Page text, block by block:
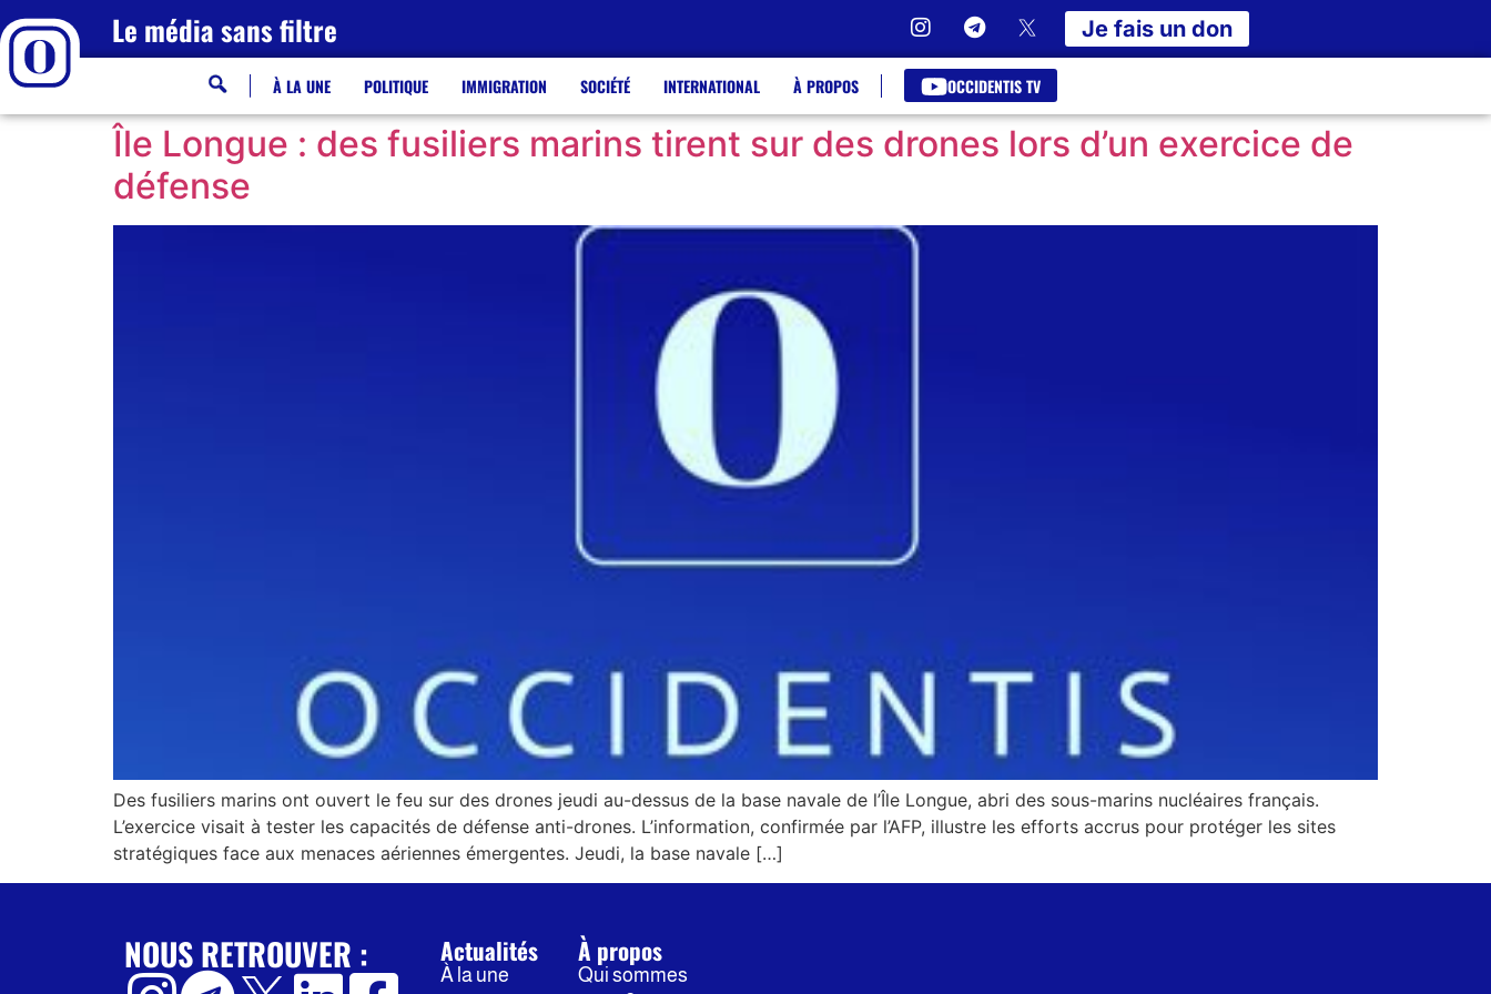
Le média sans filtre Je fais un don
À LA UNE POLITIQUE IMMIGRATION SOCIÉTÉ INTERNATIONAL À PROPOS OCCIDENTIS TV
Île Longue : des fusiliers marins tirent sur des drones lors d’un exercice de
défense
Des fusiliers marins ont ouvert le feu sur des drones jeudi au-dessus de la base navale de l’Île Longue, abri des sous-marins nucléaires français.
L’exercice visait à tester les capacités de défense anti-drones. L’information, confirmée par l’AFP, illustre les efforts accrus pour protéger les sites
stratégiques face aux menaces aériennes émergentes. Jeudi, la base navale […]
NOUS RETROUVER : Actualités
À la une
À propos
Qui sommes